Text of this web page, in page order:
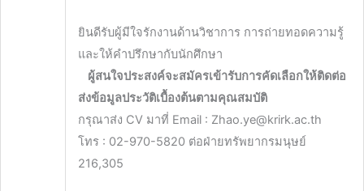
ยินดีรับผู้มีใจรักงานด้านวิชาการ การถ่ายทอดความรู้
และให้คำปรึกษากับนักศึกษา
ผู้สนใจประสงค์จะสมัครเข้ารับการคัดเลือกให้ติดต่อ
ส่งข้อมูลประวัติเบื้องต้นตามคุณสมบัติ
กรุณาส่ง CV มาที่ Email : Zhao.ye@krirk.ac.th
โทร : 02-970-5820 ต่อฝ่ายทรัพยากรมนุษย์
216,305